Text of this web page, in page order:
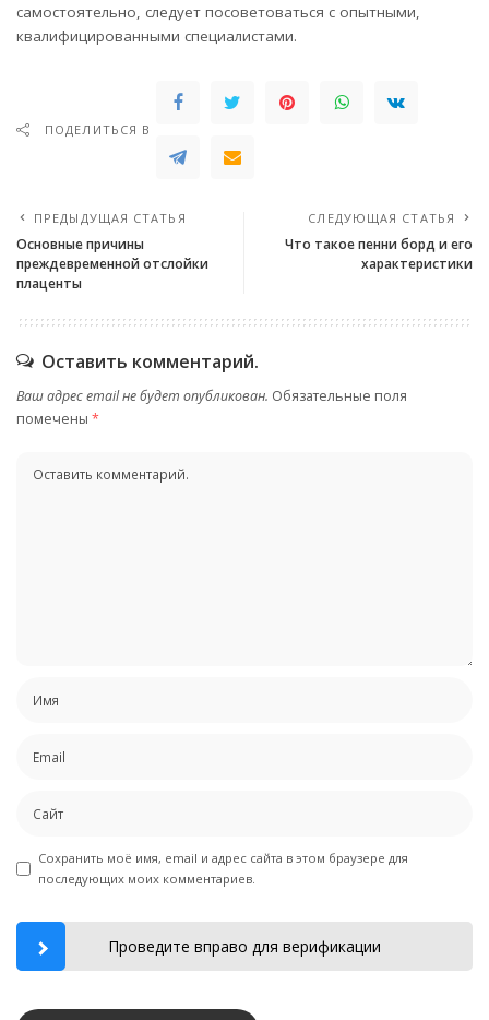
самостоятельно, следует посоветоваться с опытными,
квалифицированными специалистами.
ПОДЕЛИТЬСЯ В
ПРЕДЫДУЩАЯ СТАТЬЯ
Основные причины
преждевременной отслойки
плаценты
СЛЕДУЮЩАЯ СТАТЬЯ
Что такое пенни борд и его
характеристики
Оставить комментарий.
Ваш адрес email не будет опубликован. Обязательные поля
помечены *
Сохранить моё имя, email и адрес сайта в этом браузере для
последующих моих комментариев.
Проведите вправо для верификации